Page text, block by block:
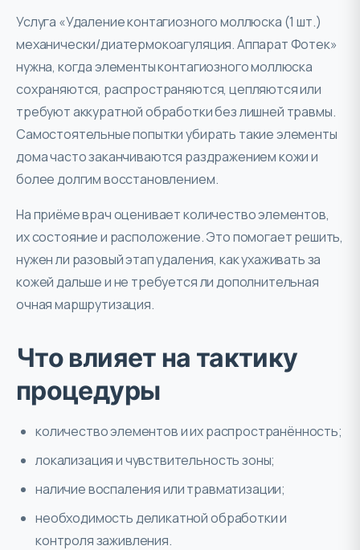
Услуга «Удаление контагиозного моллюска (1 шт.)
механически/диатермокоагуляция. Аппарат Фотек»
нужна, когда элементы контагиозного моллюска
сохраняются, распространяются, цепляются или
требуют аккуратной обработки без лишней травмы.
Самостоятельные попытки убирать такие элементы
дома часто заканчиваются раздражением кожи и
более долгим восстановлением.
На приёме врач оценивает количество элементов,
их состояние и расположение. Это помогает решить,
нужен ли разовый этап удаления, как ухаживать за
кожей дальше и не требуется ли дополнительная
очная маршрутизация.
Что влияет на тактику
процедуры
количество элементов и их распространённость;
локализация и чувствительность зоны;
наличие воспаления или травматизации;
необходимость деликатной обработки и
контроля заживления.